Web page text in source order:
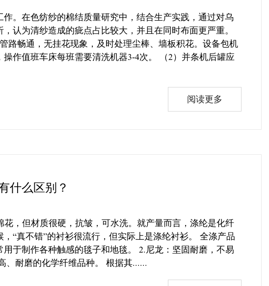
。在色纺纱的棉结质量研究中，结合生产实践，通过对乌
认为清纱造成的疵点占比较大，并且在同时布面更严重。
路畅通，无挂花现象，及时处理尘棒、墙板积花。设备包机
作值班车床每班需要清洗机器3-4次。 （2）并条机后罐应
阅读更多
什么区别？
，但材质很硬，抗皱，可水洗。就产量而言，涤纶是化纤
“真不错”的衬衫很流行，但实际上是涤纶衬衫。 全涤产品
于制作各种触感的毯子和地毯。 2.尼龙：坚固耐磨，不易
、耐磨的化学纤维品种。 根据其......